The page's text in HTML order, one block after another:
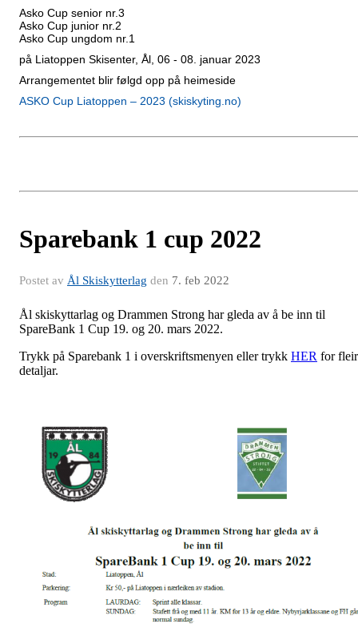
Asko Cup senior nr.3
Asko Cup junior nr.2
Asko Cup ungdom nr.1
på Liatoppen Skisenter, Ål, 06 - 08. januar 2023
Arrangementet blir følgd opp på heimeside
ASKO Cup Liatoppen – 2023 (skiskyting.no)
Sparebank 1 cup 2022
Postet av Ål Skiskytterlag den 7. feb 2022
Ål skiskyttarlag og Drammen Strong har gleda av å be inn til
SpareBank 1 Cup 19. og 20. mars 2022.
Trykk på Sparebank 1 i overskriftsmenyen eller trykk HER for
detaljar.